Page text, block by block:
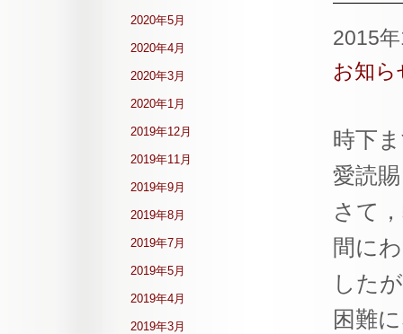
2015
お知ら
時下
愛読
さて
間に
した
困難
2020年5月
2020年4月
2020年3月
2020年1月
2019年12月
2019年11月
2019年9月
2019年8月
2019年7月
2019年5月
2019年4月
2019年3月